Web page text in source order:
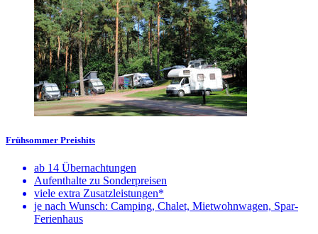
Frühsommer Preishits
ab 14 Übernachtungen
Aufenthalte zu Sonderpreisen
viele extra Zusatzleistungen*
je nach Wunsch: Camping, Chalet, Mietwohnwagen, Spar-
Ferienhaus